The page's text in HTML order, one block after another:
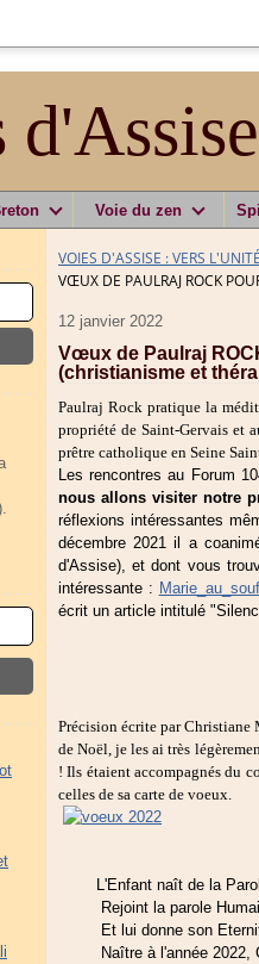
Voie du zen
VOIES D'ASSISE : VERS L'UNITÉ
VŒUX DE PAULRAJ ROCK
12 janvier 2022
Vœux de Paulraj
(christianisme et
Paulraj Rock pratique la
propriété de Saint-Gervais et
prêtre catholique en Seine
Les rencontres au Forum
nous allons visiter notre
réflexions intéressantes
décembre 2021 il a
d'Assise), et dont vous
intéressante :
écrit un article intitulé
Précision écrite parChristiane
de Noël, je les ai très
! Ils étaient accompagnés du
celles de sa carte de voeux.
L'Enfant naît de la
Rejoint la parole
Et lui donne son
Naître à l'année 2022,